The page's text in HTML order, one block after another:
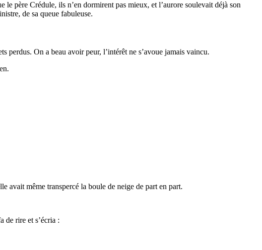
père Crédule, ils n’en dormirent pas mieux, et l’aurore soulevait déjà son
de sa queue fabuleuse.
On a beau avoir peur, l’intérêt ne s’avoue jamais vaincu.
avait même transpercé la boule de neige de part en part.
de rire et s’écria :